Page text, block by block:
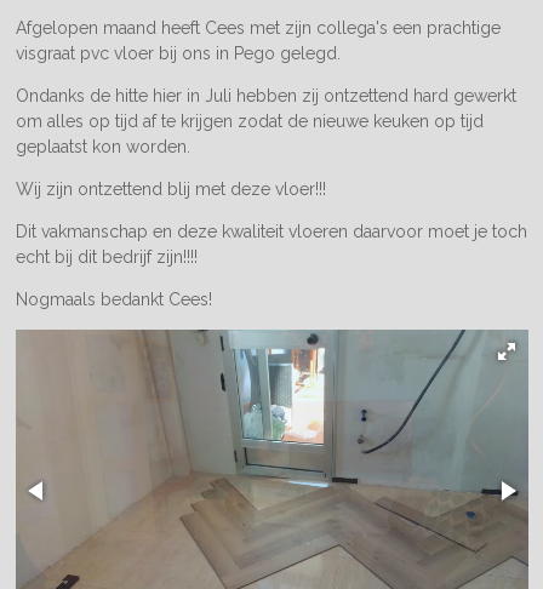
Afgelopen maand heeft Cees met zijn collega's een prachtige
visgraat pvc vloer bij ons in Pego gelegd.
Ondanks de hitte hier in Juli hebben zij ontzettend hard gewerkt
om alles op tijd af te krijgen zodat de nieuwe keuken op tijd
geplaatst kon worden.
Wij zijn ontzettend blij met deze vloer!!!
Dit vakmanschap en deze kwaliteit vloeren daarvoor moet je toch
echt bij dit bedrijf zijn!!!!
Nogmaals bedankt Cees!